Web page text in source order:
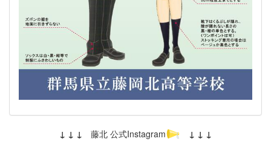
↓ ↓ ↓ 藤北 公式Instagram ↓ ↓ ↓